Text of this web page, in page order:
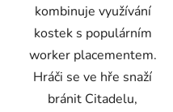
kombinuje využívání
kostek s populárním
worker placementem.
Hráči se ve hře snaží
bránit Citadelu,